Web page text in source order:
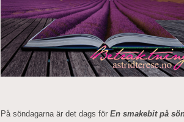
På söndagarna är det dags för En smakebit på